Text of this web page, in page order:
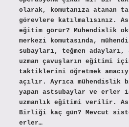
olarak, komutanıza atanan
görevlere katılmalısınız.
eğitim görür? Mühendislik
merkezi komutasında,
subayları, teğmen adayları,
uzman çavuşların eğitimi
taktiklerini öğretmek
açılır. Ayrıca mühendislik
yapan astsubaylar ve erler
uzmanlık eğitimi verilir.
Birliği kaç gün? Mevcut
erler…